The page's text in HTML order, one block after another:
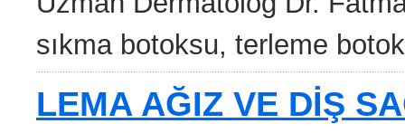
sıkma botoksu, terleme
LEMA AĞIZ VE DİŞ